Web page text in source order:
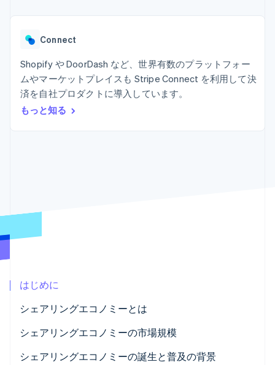
Boost
決済成功率の
Link
スピーディー
な決済
データの同
期
Atlas
オンライン本人確認
Stripe Sessions 2026
ゲーム
ホスピタリティ、旅行、
レジャー
保険
メディアおよびエンター
と管理
リソース
アプリへの導入
コードサンプル
ニュースルーム
お問い合わせ
営業にお問い合わせ
Connect
Shopify や DoorDash など、世界有数のプラットフォー
ムやマーケットプレイスも Stripe Connect を利用して決
済を自社プロダクトに導入しています。
もっと知る
はじめに
シェアリングエコノミーとは
シェアリングエコノミーの市場規模
シェアリングエコノミーの誕生と普及の背景